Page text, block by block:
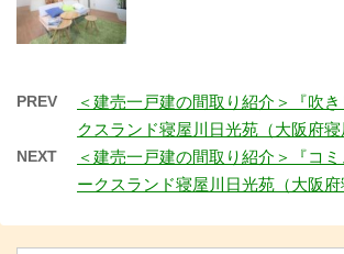
PREV
＜建売一戸建の間取り紹介＞『吹
クスランド寝屋川日光苑（大阪府寝
NEXT
＜建売一戸建の間取り紹介＞『コ
ークスランド寝屋川日光苑（大阪府